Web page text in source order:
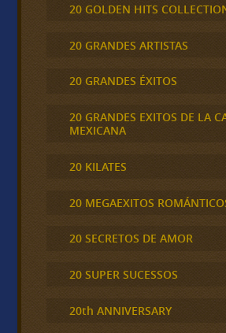
20 GOLDEN HITS
20 GRANDES ARTISTAS
20 GRANDES ÉXITOS
20 GRANDES EXITOS DE LA
MEXICANA
20 KILATES
20 MEGAEXITOS
20 SECRETOS DE AMOR
20 SUPER SUCESSOS
20th ANNIVERSARY